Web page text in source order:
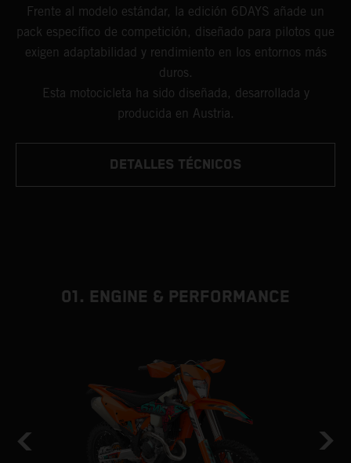
Frente al modelo estándar, la edición 6DAYS añade un
pack específico de competición, diseñado para pilotos que
exigen adaptabilidad y rendimiento en los entornos más
duros.
Esta motocicleta ha sido diseñada, desarrollada y
producida en Austria.
DETALLES TÉCNICOS
01. ENGINE & PERFORMANCE